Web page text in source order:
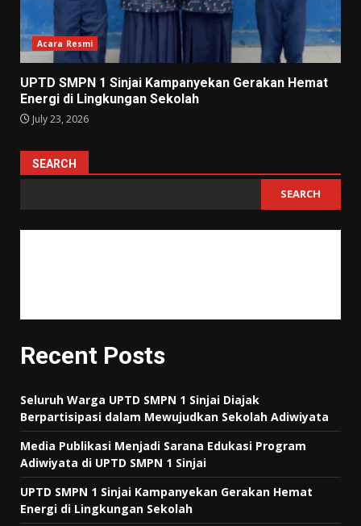
Acara Resmi
UPTD SMPN 1 Sinjai Kampanyekan Gerakan Hemat
Energi di Lingkungan Sekolah
July 23, 2026
SEARCH
SEARCH
Recent Posts
Seluruh Warga UPTD SMPN 1 Sinjai Diajak
Berpartisipasi dalam Mewujudkan Sekolah Adiwiyata
Media Publikasi Menjadi Sarana Edukasi Program
Adiwiyata di UPTD SMPN 1 Sinjai
UPTD SMPN 1 Sinjai Kampanyekan Gerakan Hemat
Energi di Lingkungan Sekolah